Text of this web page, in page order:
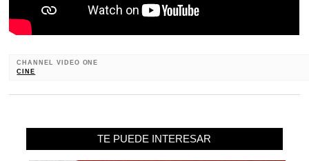
CHANNEL VIDEO ONE
CINE
TE PUEDE INTERESAR